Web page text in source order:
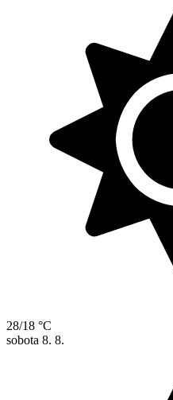
28/18 °C
sobota 8. 8.